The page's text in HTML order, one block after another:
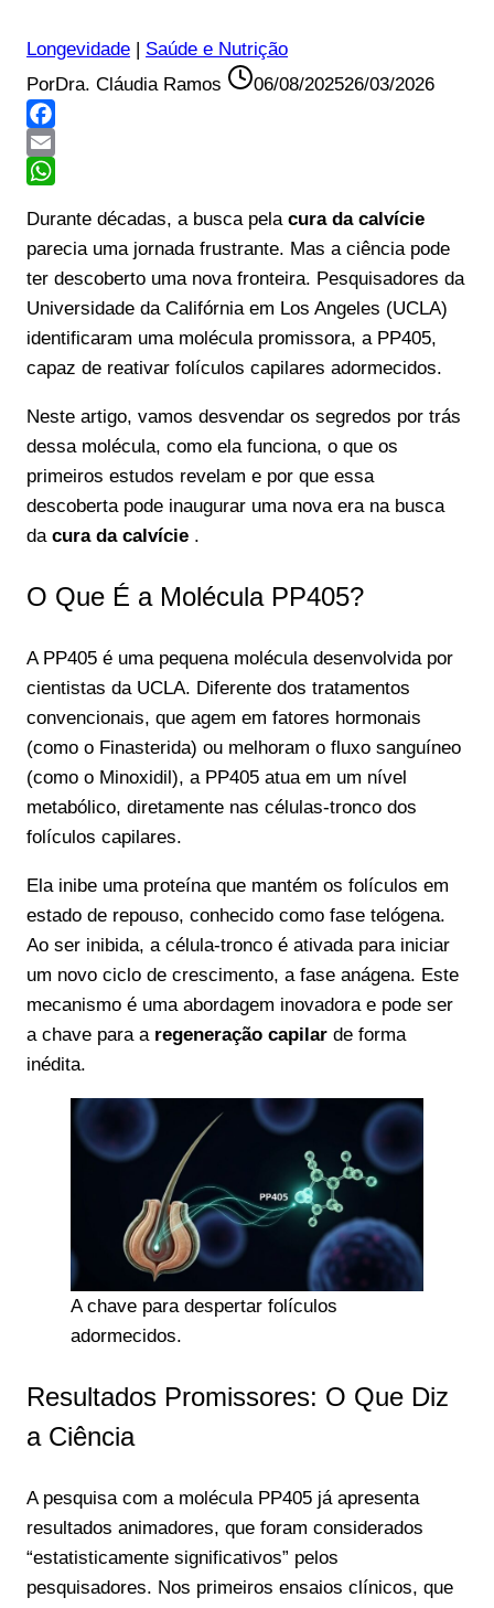
Longevidade | Saúde e Nutrição
PorDra. Cláudia Ramos 06/08/202526/03/2026
Durante décadas, a busca pela cura da calvície
parecia uma jornada frustrante. Mas a ciência pode
ter descoberto uma nova fronteira. Pesquisadores da
Universidade da Califórnia em Los Angeles (UCLA)
identificaram uma molécula promissora, a PP405,
capaz de reativar folículos capilares adormecidos.
Neste artigo, vamos desvendar os segredos por trás
dessa molécula, como ela funciona, o que os
primeiros estudos revelam e por que essa
descoberta pode inaugurar uma nova era na busca
da cura da calvície .
O Que É a Molécula PP405?
A PP405 é uma pequena molécula desenvolvida por
cientistas da UCLA. Diferente dos tratamentos
convencionais, que agem em fatores hormonais
(como o Finasterida) ou melhoram o fluxo sanguíneo
(como o Minoxidil), a PP405 atua em um nível
metabólico, diretamente nas células-tronco dos
folículos capilares.
Ela inibe uma proteína que mantém os folículos em
estado de repouso, conhecido como fase telógena.
Ao ser inibida, a célula-tronco é ativada para iniciar
um novo ciclo de crescimento, a fase anágena. Este
mecanismo é uma abordagem inovadora e pode ser
a chave para a regeneração capilar de forma
inédita.
A chave para despertar folículos
adormecidos.
Resultados Promissores: O Que Diz
a Ciência
A pesquisa com a molécula PP405 já apresenta
resultados animadores, que foram considerados
“estatisticamente significativos” pelos
pesquisadores. Nos primeiros ensaios clínicos, que